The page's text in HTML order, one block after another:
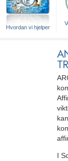
Hvordan vi hjelper
I